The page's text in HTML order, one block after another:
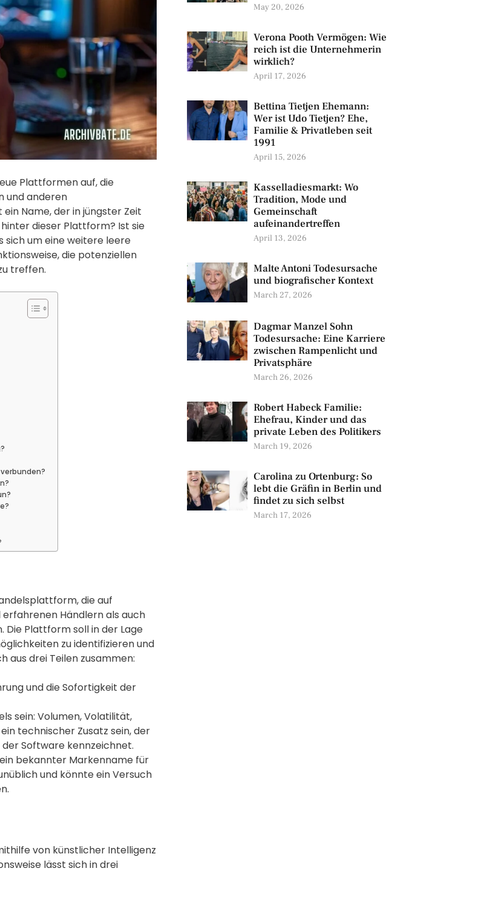
Plattformen auf, die
und anderen
Name, der in jüngster Zeit
dieser Plattform? Ist sie
sich um eine weitere leere
die potenziellen
treffen.
die auf
Händlern als auch
Die Plattform soll in der Lage
zu identifizieren und
aus drei Teilen zusammen:
und die Sofortigkeit der
sein: Volumen, Volatilität,
technischer Zusatz sein, der
Software kennzeichnet.
bekannter Markenname für
und könnte ein Versuch
von künstlicher Intelligenz
lässt sich in drei
May 20, 2026
Verona Pooth Vermögen: Wie
reich ist die Unternehmerin
wirklich?
April 17, 2026
Bettina Tietjen Ehemann:
Wer ist Udo Tietjen? Ehe,
Familie & Privatleben seit
1991
April 15, 2026
Kasselladiesmarkt: Wo
Tradition, Mode und
Gemeinschaft
aufeinandertreffen
April 13, 2026
Malte Antoni Todesursache
und biografischer Kontext
March 27, 2026
Dagmar Manzel Sohn
Todesursache: Eine Karriere
zwischen Rampenlicht und
Privatsphäre
March 26, 2026
Robert Habeck Familie:
Ehefrau, Kinder und das
private Leben des Politikers
March 19, 2026
Carolina zu Ortenburg: So
lebt die Gräfin in Berlin und
findet zu sich selbst
March 17, 2026